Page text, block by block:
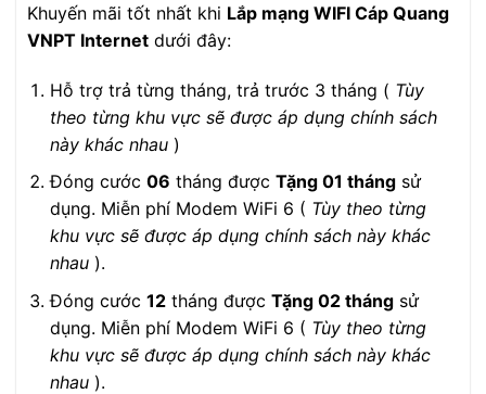
Khuyến mãi tốt nhất khi Lắp mạng WIFI Cáp Quang
VNPT Internet dưới đây:
Hỗ trợ trả từng tháng, trả trước 3 tháng ( Tùy
theo từng khu vực sẽ được áp dụng chính sách
này khác nhau)
Đóng cước 06 tháng được Tặng 01 thángsử
dụng. Miễn phí Modem WiFi 6 ( Tùy theo từng
khu vực sẽ được áp dụng chính sách này khác
nhau).
Đóng cước 12tháng được Tặng 02 thángsử
dụng. Miễn phí Modem WiFi 6 ( Tùy theo từng
khu vực sẽ được áp dụng chính sách này khác
nhau).